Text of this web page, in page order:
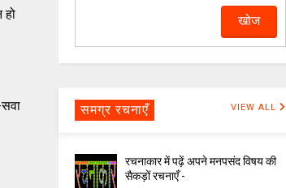
हो
समग्र रचनाएँ VIEW ALL
रचनाकार में पढ़ें अपने मनपसंद विषय की
सैकड़ों रचनाएँ -